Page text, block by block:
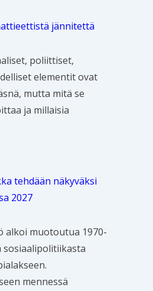
jännitettä
poliittiset,
elementit ovat
mutta mitä se
ja millaisia
tehdään näkyväksi
2027
alkoi muotoutua 1970-
sosiaalipolitiikasta
mennessä